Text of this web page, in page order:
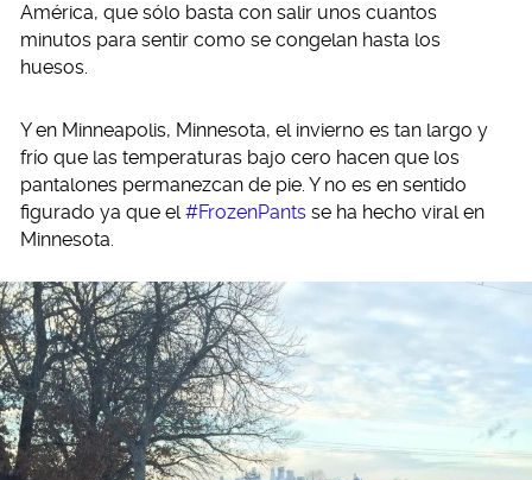
América, que sólo basta con salir unos cuantos
minutos para sentir como se congelan hasta los
huesos.
Y en Minneapolis, Minnesota, el invierno es tan largo y
frío que las temperaturas bajo cero hacen que los
pantalones permanezcan de pie. Y no es en sentido
figurado ya que el#FrozenPants se ha hecho viral en
Minnesota.